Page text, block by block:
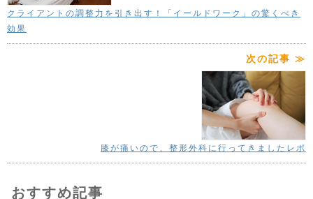
クライアントの調整力を引き出す！「イールドワーク」の驚くべき
効果
次の記事 ≫
膝が痛いので、整形外科に行ってきましたレポ
おすすめ記事